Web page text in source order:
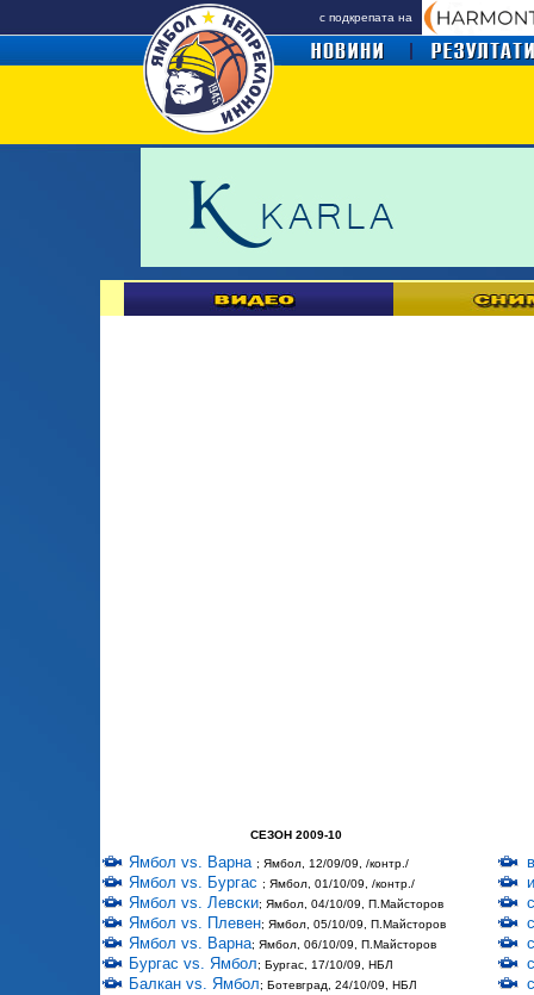
с подкрепата на
СЕЗОН 2009-10
Ямбол vs. Варна ; Ямбол, 12/09/09, /контр./
Ямбол vs. Бургас ; Ямбол, 01/10/09, /контр./
Ямбол vs. Левски; Ямбол, 04/10/09, П.Майсторов
Ямбол vs. Плевен; Ямбол, 05/10/09, П.Майсторов
Ямбол vs. Варна; Ямбол, 06/10/09, П.Майсторов
Бургас vs. Ямбол; Бургас, 17/10/09, НБЛ
Балкан vs. Ямбол; Ботевград, 24/10/09, НБЛ